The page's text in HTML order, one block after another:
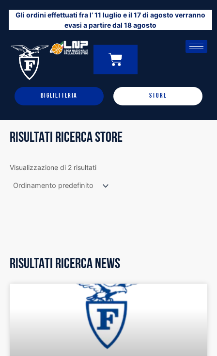
contenuto
Gli ordini effettuati fra l’ 11 luglio e il 17 di agosto verranno
evasi a partire dal 18 agosto
0
CARRELLO
BIGLIETTERIA STORE
RISULTATI RICERCA STORE
Visualizzazione di 2 risultati
RISULTATI RICERCA NEWS